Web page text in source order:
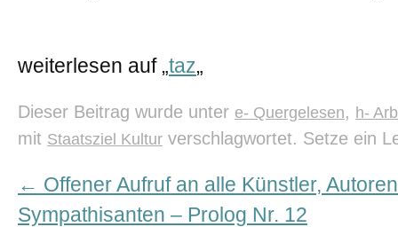
weiterlesen auf „taz„
Dieser Beitrag wurde unter e- Quergelesen, h-
mit Staatsziel Kultur verschlagwortet. Setze ein
← Offener Aufruf an alle Künstler,
Sympathisanten – Prolog Nr. 12